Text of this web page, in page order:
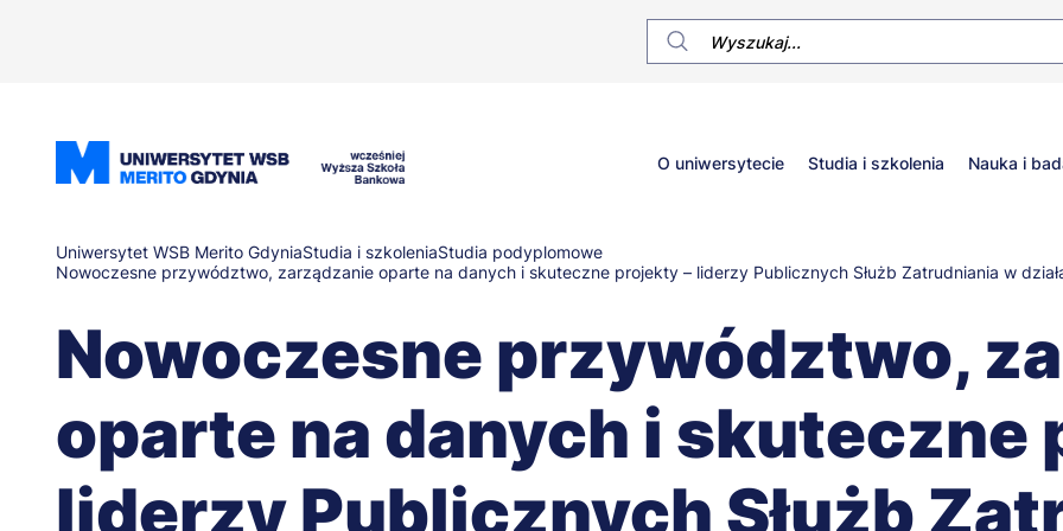
Główne
O uniwersytecie Studia i szkolenia Nauka i
Ścieżka
nawigacyjna
Uniwersytet WSB Merito GdyniaStudia i szkoleniaStudia podyplomowe
Nowoczesne przywództwo, zarządzanie oparte na danych i skuteczne projekty – liderzy Publicznych Służb Zatrudniania w
Nowoczesne przywództwo,
oparte na danych i skuteczne
liderzy Publicznych Służb